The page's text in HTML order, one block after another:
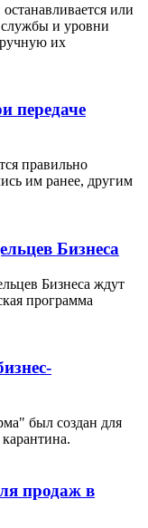
или
службы и уровни
их
передаче
правильно
им ранее, другим
Бизнеса
Бизнеса ждут
программа
был создан для
продаж в